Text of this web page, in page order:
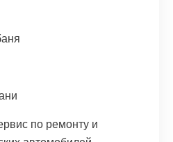
по ремонту и